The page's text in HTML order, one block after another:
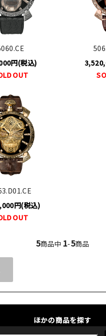
円(税込)
OUT
円(税込)
OUT
5商品中 1-5商品
ほかの商品を探す